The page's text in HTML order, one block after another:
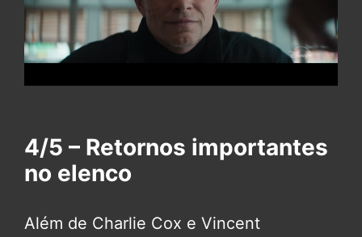
4/5 – Retornos importantes
no elenco
Além de Charlie Cox e Vincent